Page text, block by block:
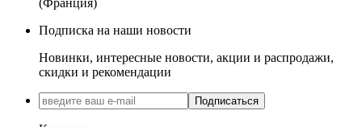
Подписка на наши новости
Новинки, интересные новости, акции и распродажи,
скидки и рекомендации
Подписаться